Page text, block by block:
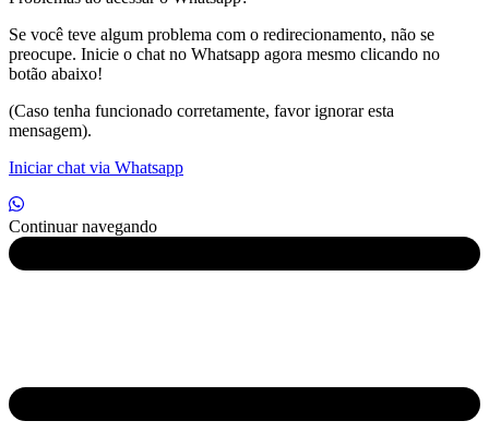
Se você teve algum problema com o redirecionamento, não se
preocupe. Inicie o chat no Whatsapp agora mesmo clicando no
botão abaixo!
(Caso tenha funcionado corretamente, favor ignorar esta
mensagem).
Iniciar chat via Whatsapp
Continuar navegando